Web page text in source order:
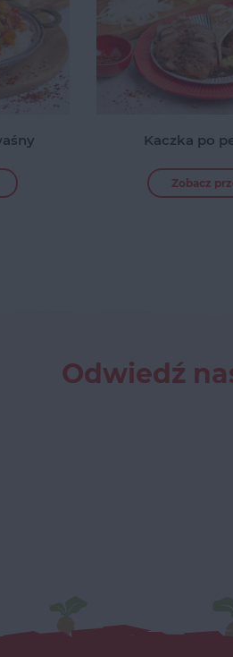
Kaczka po
Zobacz
Odwiedź